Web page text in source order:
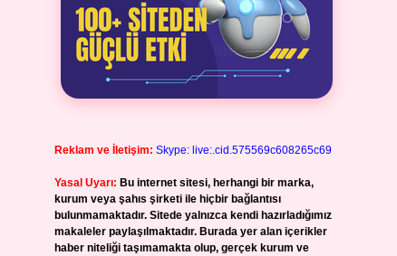
Reklam ve İletişim: Skype: live:.cid.575569c608265c69
Yasal Uyarı: Bu internet sitesi, herhangi bir marka,
kurum veya şahıs şirketi ile hiçbir bağlantısı
bulunmamaktadır. Sitede yalnızca kendi hazırladığımız
makaleler paylaşılmaktadır. Burada yer alan içerikler
haber niteliği taşımamakta olup, gerçek kurum ve